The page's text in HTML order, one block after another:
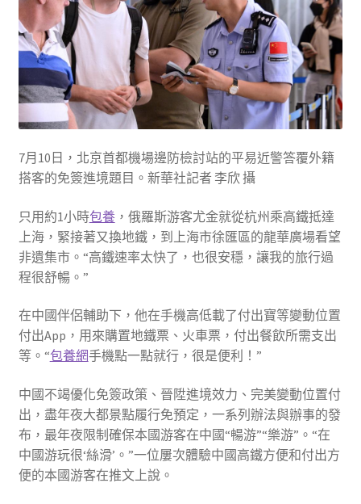
7月10日，北京首都機場邊防檢討站的平易近警答覆外籍
搭客的免簽進境題目。新華社記者 李欣 攝
只用約1小時包養，俄羅斯游客尤金就從杭州乘高鐵抵達
上海，緊接著又換地鐵，到上海市徐匯區的龍華廣場看望
非遺集市。“高鐵速率太快了，也很安穩，讓我的旅行過
程很舒暢。”
在中國伴侶輔助下，他在手機高低載了付出寶等變動位置
付出App，用來購置地鐵票、火車票，付出餐飲所需支出
等。“包養網手機點一點就行，很是便利！”
中國不竭優化免簽政策、晉陞進境效力、完美變動位置付
出，盡年夜大都景點履行免預定，一系列辦法與辦事的發
布，最年夜限制確保本國游客在中國“暢游”“樂游”。“在
中國游玩很‘絲滑’。”一位屢次體驗中國高鐵方便和付出方
便的本國游客在推文上說。